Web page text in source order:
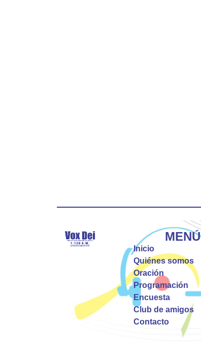
MENÚ
Inicio
Quiénes somos
Oración
Programación
Encuesta
Club de amigos
Contacto